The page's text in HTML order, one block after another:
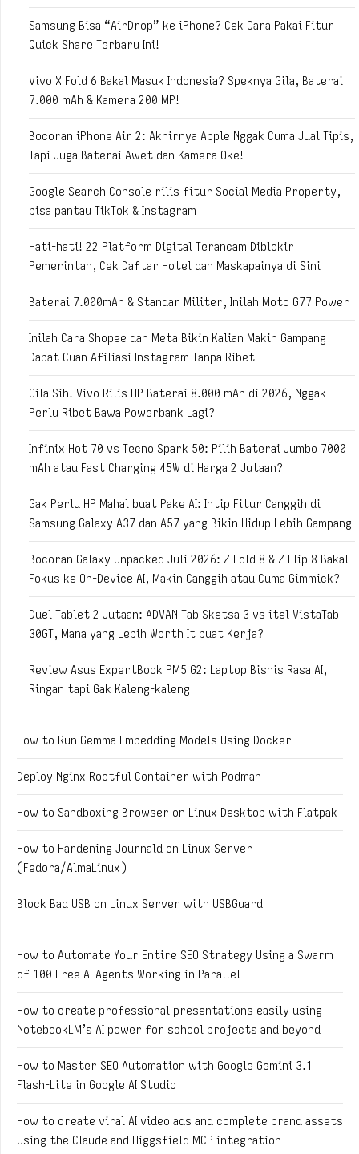
Samsung Bisa “AirDrop” ke iPhone? Cek Cara Pakai Fitur
Quick Share Terbaru Ini!
Vivo X Fold 6 Bakal Masuk Indonesia? Speknya Gila, Baterai
7.000 mAh & Kamera 200 MP!
Bocoran iPhone Air 2: Akhirnya Apple Nggak Cuma Jual Tipis,
Tapi Juga Baterai Awet dan Kamera Oke!
Google Search Console rilis fitur Social Media Property,
bisa pantau TikTok & Instagram
Hati-hati! 22 Platform Digital Terancam Diblokir
Pemerintah, Cek Daftar Hotel dan Maskapainya di Sini
Baterai 7.000mAh & Standar Militer, Inilah Moto G77 Power
Inilah Cara Shopee dan Meta Bikin Kalian Makin Gampang
Dapat Cuan Afiliasi Instagram Tanpa Ribet
Gila Sih! Vivo Rilis HP Baterai 8.000 mAh di 2026, Nggak
Perlu Ribet Bawa Powerbank Lagi?
Infinix Hot 70 vs Tecno Spark 50: Pilih Baterai Jumbo 7000
mAh atau Fast Charging 45W di Harga 2 Jutaan?
Gak Perlu HP Mahal buat Pake AI: Intip Fitur Canggih di
Samsung Galaxy A37 dan A57 yang Bikin Hidup Lebih Gampang
Bocoran Galaxy Unpacked Juli 2026: Z Fold 8 & Z Flip 8 Bakal
Fokus ke On-Device AI, Makin Canggih atau Cuma Gimmick?
Duel Tablet 2 Jutaan: ADVAN Tab Sketsa 3 vs itel VistaTab
30GT, Mana yang Lebih Worth It buat Kerja?
Review Asus ExpertBook PM5 G2: Laptop Bisnis Rasa AI,
Ringan tapi Gak Kaleng-kaleng
How to Run Gemma Embedding Models Using Docker
Deploy Nginx Rootful Container with Podman
How to Sandboxing Browser on Linux Desktop with Flatpak
How to Hardening Journald on Linux Server
(Fedora/AlmaLinux)
Block Bad USB on Linux Server with USBGuard
How to Automate Your Entire SEO Strategy Using a Swarm
of 100 Free AI Agents Working in Parallel
How to create professional presentations easily using
NotebookLM’s AI power for school projects and beyond
How to Master SEO Automation with Google Gemini 3.1
Flash-Lite in Google AI Studio
How to create viral AI video ads and complete brand assets
using the Claude and Higgsfield MCP integration